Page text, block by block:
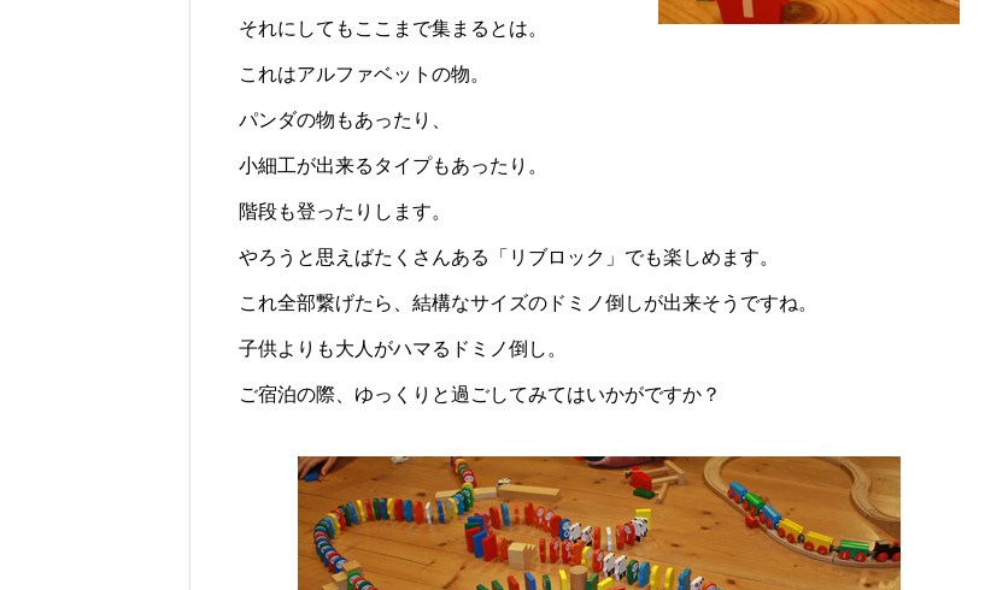
それにしてもここまで集まるとは。
これはアルファベットの物。
パンダの物もあったり、
小細工が出来るタイプもあったり。
階段も登ったりします。
やろうと思えばたくさんある「リブロック」でも楽しめます。
これ全部繋げたら、結構なサイズのドミノ倒しが出来そうですね。
子供よりも大人がハマるドミノ倒し。
ご宿泊の際、ゆっくりと過ごしてみてはいかがですか？